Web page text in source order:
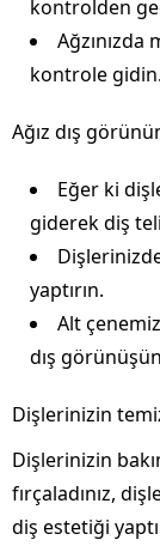
kontrolden
kontrole gidin.
Ağız dış
Eğer ki
giderek diş
yaptırın.
Alt
dış
Dişlerinizin
Dişlerinizin
fırçaladınız,
diş estetiği